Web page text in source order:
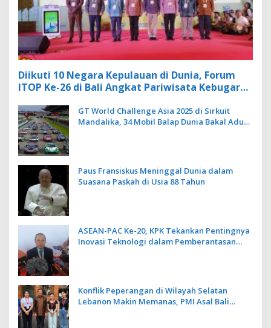
Diikuti 10 Negara Kepulauan di Dunia, Forum
ITOP Ke-26 di Bali Angkat Pariwisata Kebugaran
GT World Challenge Asia 2025 di Sirkuit
Mandalika, 34 Mobil Balap Dunia Bakal Adu
Paus Fransiskus Meninggal Dunia dalam
Suasana Paskah di Usia 88 Tahun
ASEAN-PAC Ke-20, KPK Tekankan Pentingnya
Inovasi Teknologi dalam Pemberantasan
Konflik Peperangan di Wilayah Selatan
Lebanon Makin Memanas, PMI Asal Bali